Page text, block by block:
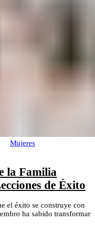
Mujeres
la Familia
de Éxito
el éxito se construye con
ha sabido transformar